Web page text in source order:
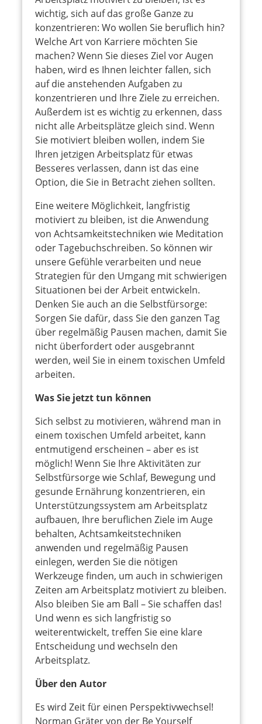
wichtig, sich auf das große Ganze zu
konzentrieren: Wo wollen Sie beruflich hin?
Welche Art von Karriere möchten Sie
machen? Wenn Sie dieses Ziel vor Augen
haben, wird es Ihnen leichter fallen, sich
auf die anstehenden Aufgaben zu
konzentrieren und Ihre Ziele zu erreichen.
Außerdem ist es wichtig zu erkennen, dass
nicht alle Arbeitsplätze gleich sind. Wenn
Sie motiviert bleiben wollen, indem Sie
Ihren jetzigen Arbeitsplatz für etwas
Besseres verlassen, dann ist das eine
Option, die Sie in Betracht ziehen sollten.
Eine weitere Möglichkeit, langfristig
motiviert zu bleiben, ist die Anwendung
von Achtsamkeitstechniken wie Meditation
oder Tagebuchschreiben. So können wir
unsere Gefühle verarbeiten und neue
Strategien für den Umgang mit schwierigen
Situationen bei der Arbeit entwickeln.
Denken Sie auch an die Selbstfürsorge:
Sorgen Sie dafür, dass Sie den ganzen Tag
über regelmäßig Pausen machen, damit Sie
nicht überfordert oder ausgebrannt
werden, weil Sie in einem toxischen Umfeld
arbeiten.
Was Sie jetzt tun können
Sich selbst zu motivieren, während man in
einem toxischen Umfeld arbeitet, kann
entmutigend erscheinen – aber es ist
möglich! Wenn Sie Ihre Aktivitäten zur
Selbstfürsorge wie Schlaf, Bewegung und
gesunde Ernährung konzentrieren, ein
Unterstützungssystem am Arbeitsplatz
aufbauen, Ihre beruflichen Ziele im Auge
behalten, Achtsamkeitstechniken
anwenden und regelmäßig Pausen
einlegen, werden Sie die nötigen
Werkzeuge finden, um auch in schwierigen
Zeiten am Arbeitsplatz motiviert zu bleiben.
Also bleiben Sie am Ball – Sie schaffen das!
Und wenn es sich langfristig so
weiterentwickelt, treffen Sie eine klare
Entscheidung und wechseln den
Arbeitsplatz.
Über den Autor
Es wird Zeit für einen Perspektivwechsel!
Norman Gräter von der Be Yourself